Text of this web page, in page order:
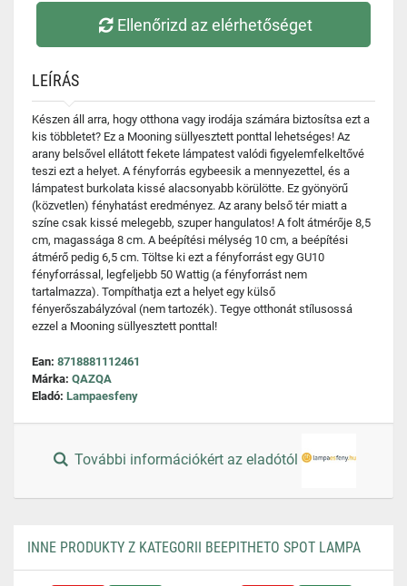
Ellenőrizd az elérhetőséget
LEÍRÁS
Készen áll arra, hogy otthona vagy irodája számára biztosítsa ezt a
kis többletet? Ez a Mooning süllyesztett ponttal lehetséges! Az
arany belsővel ellátott fekete lámpatest valódi figyelemfelkeltővé
teszi ezt a helyet. A fényforrás egybeesik a mennyezettel, és a
lámpatest burkolata kissé alacsonyabb körülötte. Ez gyönyörű
(közvetlen) fényhatást eredményez. Az arany belső tér miatt a
színe csak kissé melegebb, szuper hangulatos! A folt átmérője 8,5
cm, magassága 8 cm. A beépítési mélység 10 cm, a beépítési
átmérő pedig 6,5 cm. Töltse ki ezt a fényforrást egy GU10
fényforrással, legfeljebb 50 Wattig (a fényforrást nem
tartalmazza). Tompíthatja ezt a helyet egy külső
fényerőszabályzóval (nem tartozék). Tegye otthonát stílusossá
ezzel a Mooning süllyesztett ponttal!
Ean: 8718881112461
Márka: QAZQA
Eladó: Lampaesfeny
További információkért az eladótól
INNE PRODUKTY Z KATEGORII BEEPITHETO SPOT LAMPA